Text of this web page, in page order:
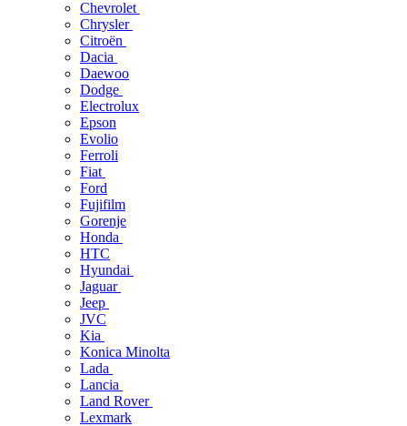
Chevrolet
Chrysler
Citroën
Dacia
Daewoo
Dodge
Electrolux
Epson
Evolio
Ferroli
Fiat
Ford
Fujifilm
Gorenje
Honda
HTC
Hyundai
Jaguar
Jeep
JVC
Kia
Konica Minolta
Lada
Lancia
Land Rover
Lexmark